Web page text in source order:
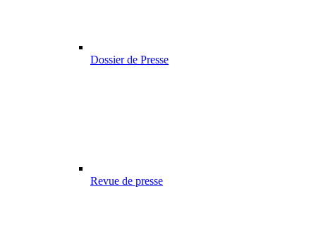
Dossier de Presse
Revue de presse